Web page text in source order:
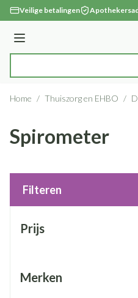
Ga naar de inhoud
Veilige betalingen
Menu
Home / Thuiszorg en EHBO /
Spirometer
Filteren
Prijs
Merken